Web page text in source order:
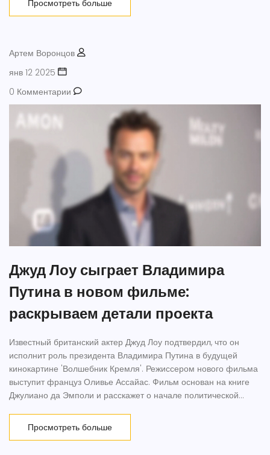
Просмотреть больше
Артем Воронцов
янв 12 2025
0 Комментарии
Джуд Лоу сыграет Владимира
Путина в новом фильме:
раскрываем детали проекта
Известный британский актер Джуд Лоу подтвердил, что он
исполнит роль президента Владимира Путина в будущей
кинокартине 'Волшебник Кремля'. Режиссером нового фильма
выступит француз Оливье Ассайас. Фильм основан на книге
Джулиано да Эмполи и расскажет о начале политической
еще не начались, и актер признался, что это станет для него
трудным профессиональным вызовом.
Просмотреть больше